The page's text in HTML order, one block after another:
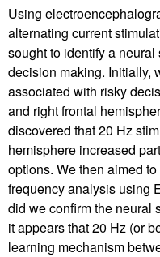
Using
alternating current
sought to identify a
decision making. Initially,
associated with risky
and right frontal
discovered that 20 Hz
hemisphere increased
options. We then aimed
frequency analysis using
did we confirm the neural
it appears that 20 Hz (or
learning mechanism